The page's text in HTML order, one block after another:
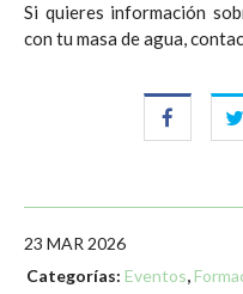
Si quieres información
con tu masa de agua,
23 MAR 2026
Categorías: Eventos,